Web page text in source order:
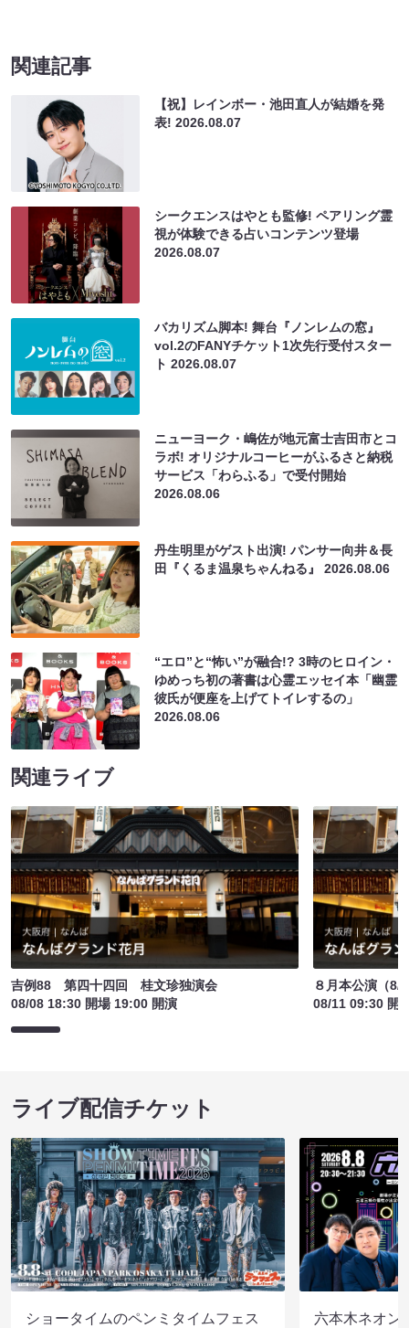
関連記事
【祝】レインボー・池田直人が結婚を発
表!2026.08.07
シークエンスはやとも監修! ペアリング霊
視が体験できる占いコンテンツ登場
2026.08.07
バカリズム脚本! 舞台『ノンレムの窓』
vol.2のFANYチケット1次先行受付スター
ト2026.08.07
ニューヨーク・嶋佐が地元富士吉田市とコ
ラボ! オリジナルコーヒーがふるさと納税
サービス「わらふる」で受付開始
2026.08.06
丹生明里がゲスト出演! パンサー向井＆長
田『くるま温泉ちゃんねる』2026.08.06
“エロ”と“怖い”が融合!? 3時のヒロイン・
ゆめっち初の著書は心霊エッセイ本「幽霊
彼氏が便座を上げてトイレするの」
2026.08.06
関連ライブ
吉例88 第四十四回 桂文珍独演会
08/08 18:30 開場 19:00 開演
８月本公演（8/
08/11 09:30 開
ライブ配信チケット
ショータイムのペンミタイムフェス
六本木ネオン